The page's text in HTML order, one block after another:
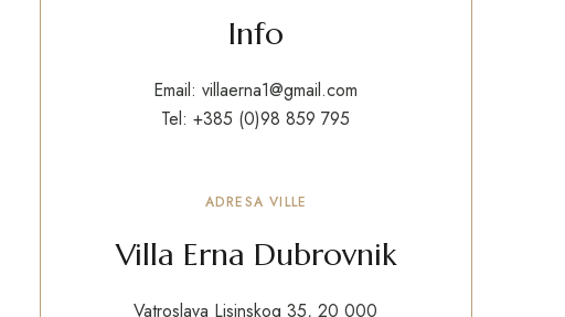
Info
Email:villaerna1@gmail.com
Tel:+385 (0)98 859 795
ADRESA VILLE
Villa Erna Dubrovnik
Vatroslava Lisinskog 35, 20 000